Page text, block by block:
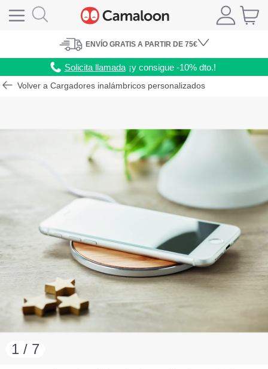
ENVÍO GRATIS A PARTIR DE 75€
Solicita llamada ¡y consigue -10% dto.!
Volver a Cargadores inalámbricos personalizados
1 / 7